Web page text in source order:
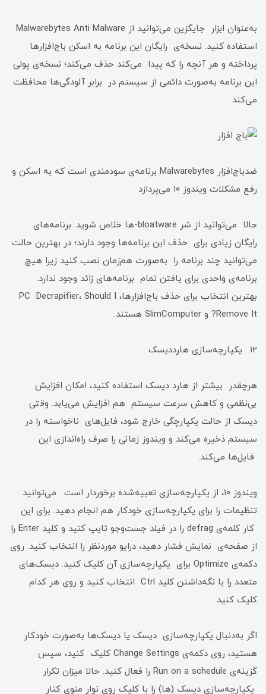
به‌عنوان ابزار جایگزین می‌توانید از Malwarebytes Anti Malware
استفاده کنید. نسخه‌ی رایگان این برنامه به اسکن باج‌افزارها
پرداخته و هر آنچه را که پیدا می‌کند حذف می‌کند؛ نسخه‌ی پولی
این برنامه به‌صورت دائمی از سیستم در برابر آلودگی‌ها محافظت
می‌کند.
ضدباج‌افزار Malwarebytes برنامه‌ی سودمندی است که به اسکن و
رفع مشکلات ویندوز ۱۰ می‌پردازد
حالا می‌توانید از شر bloatware-ها خلاص شوید. برنامه‌های
رایگان زیادی برای حذف این برنامه‌ها وجود دارند؛ در بهترین حالت
می‌توانید چند برنامه را به‌صورت هم‌زمان نصب کنید زیرا هیچ
برنامه‌ی واحدی برای یافتن تمام برنامه‌های زائد وجود ندارد.
بهترین انتخاب برای حذف باج‌افزارها، PC Decrapifier، Should I
Remove It? و SlimComputer هستند.
۱۲. یکپارچه‌سازی هارددیسک
هرچقدر بیشتر از هارد دیسک استفاده کنید، امکان افزایش
بی‌نظمی و کاهش سرعت سیستم هم افزایش می‌یابد. وقتی
دیسک از حالت یکپارچگی خارج شود، فایل‌های ناخواسته را در
سیستم ذخیره می‌کند و ویندوز زمانی را صرف راه‌اندازی این
فایل‌ها می‌کند.
ویندوز ۱۰، از یکپارچه‌سازی تعبیه‌شده برخوردار است. می‌توانید
تنظیمات را برای یکپارچه‌سازی خودکار هم انجام دهید. برای این
کار کلمه‌ی defrag را در فیلد جست‌وجو تایپ کنید و کلید Enter را
از صفحه‌ی نمایش فشار دهید، درایو موردنظر را انتخاب کنید. روی
دکمه‌ی Optimize برای یکپارچه‌سازی آن کلیک کنید. دیسک‌های
متعدد را با نگه‌داشتن کلید Ctrl انتخاب کنید و روی هر کدام
کلیک کنید.
اگر به‌دنبال یکپارچه‌سازی دیسک یا دیسک‌ها به‌صورت خودکار
هستید، روی دکمه‌ی Change Settings کلیک کنید، سپس
گزینه‌ی Run on a schedule را فعال کنید. حالا میزان تکرار
یکپارچه‌سازی دیسک (ها) را با کلیک روی نوار منوی کنار